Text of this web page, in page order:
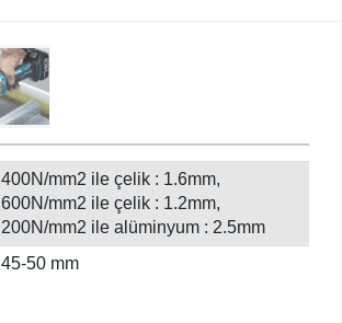
400N/mm2 ile çelik : 1.6mm,
600N/mm2 ile çelik : 1.2mm,
200N/mm2 ile alüminyum : 2.5mm
45-50 mm